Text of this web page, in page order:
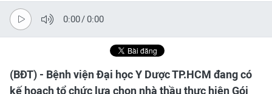
0:00/0:00
(BĐT) - Bệnh viện Đại học Y Dược TP.HCM đang có
kế hoạch tổ chức lựa chọn nhà thầu thực hiện Gói